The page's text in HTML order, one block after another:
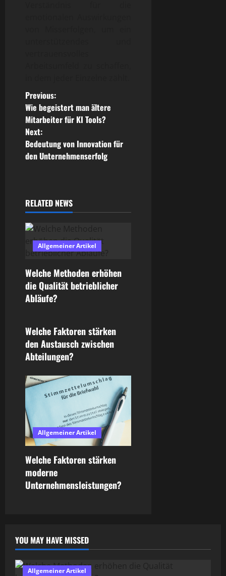
P
o
s
t
a
v
g
a
i
o
n
Previous:
Wie begeistert man ältere
Mitarbeiter für KI Tools?
Next:
Bedeutung von Innovation für
den Unternehmenserfolg
RELATED NEWS
Allgemeiner Artikel
Welche Methoden erhöhen
die Qualität betrieblicher
Abläufe?
Allgemeiner Artikel
Welche Faktoren stärken
den Austausch zwischen
Abteilungen?
Allgemeiner Artikel
Welche Faktoren stärken
moderne
Unternehmensleistungen?
YOU MAY HAVE MISSED
Allgemeiner Artikel